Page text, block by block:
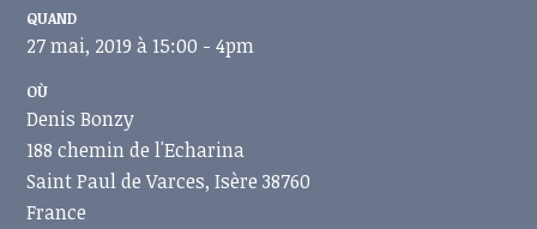
QUAND
27 mai, 2019 à 15:00 - 4pm
OÙ
Denis Bonzy
188 chemin de l'Echarina
Saint Paul de Varces, Isère 38760
France